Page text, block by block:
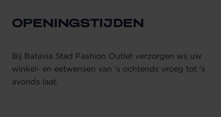
OPENINGSTIJDEN
Bij Batavia Stad Fashion Outlet verzorgen wij uw
winkel- en eetwensen van 's ochtends vroeg tot 's
avonds laat.